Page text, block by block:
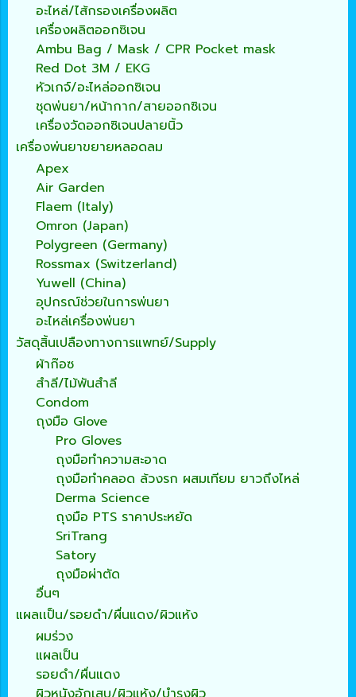
อะไหล่/ไส้กรองเครื่องผลิต
เครื่องผลิตออกซิเจน
Ambu Bag / Mask / CPR Pocket mask
Red Dot 3M / EKG
หัวเกจ์/อะไหล่ออกซิเจน
ชุดพ่นยา/หน้ากาก/สายออกซิเจน
เครื่องวัดออกซิเจนปลายนิ้ว
เครื่องพ่นยาขยายหลอดลม
Apex
Air Garden
Flaem (Italy)
Omron (Japan)
Polygreen (Germany)
Rossmax (Switzerland)
Yuwell (China)
อุปกรณ์ช่วยในการพ่นยา
อะไหล่เครื่องพ่นยา
วัสดุสิ้นเปลืองทางการแพทย์/Supply
ผ้าก๊อซ
สำลี/ไม้พันสำลี
Condom
ถุงมือ Glove
Pro Gloves
ถุงมือทำความสะอาด
ถุงมือทำคลอด ล้วงรก ผสมเทียม ยาวถึงไหล่
Derma Science
ถุงมือ PTS ราคาประหยัด
SriTrang
Satory
ถุงมือผ่าตัด
อื่นๆ
แผลเเป็น/รอยดำ/ผื่นแดง/ผิวแห้ง
ผมร่วง
แผลเป็น
รอยดำ/ผื่นแดง